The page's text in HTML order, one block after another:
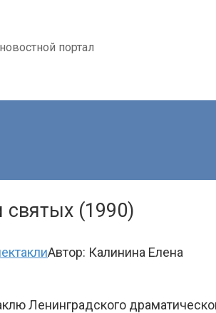
портал
святых (1990)
Автор: Калинина Елена
Ленинградского